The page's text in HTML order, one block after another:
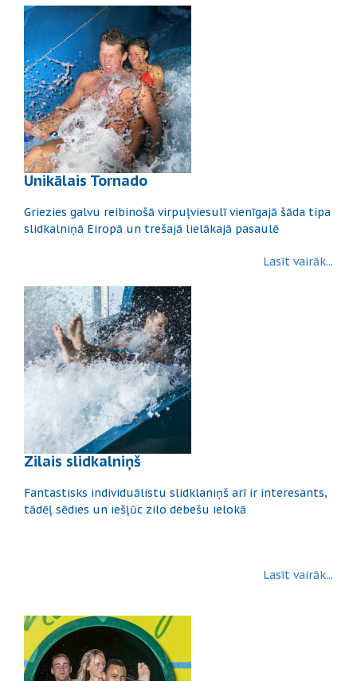
Unikālais Tornado
Griezies galvu reibinošā virpuļviesulī vienīgajā šāda tipa
slidkalniņā Eiropā un trešajā lielākajā pasaulē
Lasīt vairāk...
Zilais slidkalniņš
Fantastisks individuālistu slidklaniņš arī ir interesants,
tādēļ sēdies un iešļūc zilo debešu ielokā
Lasīt vairāk...